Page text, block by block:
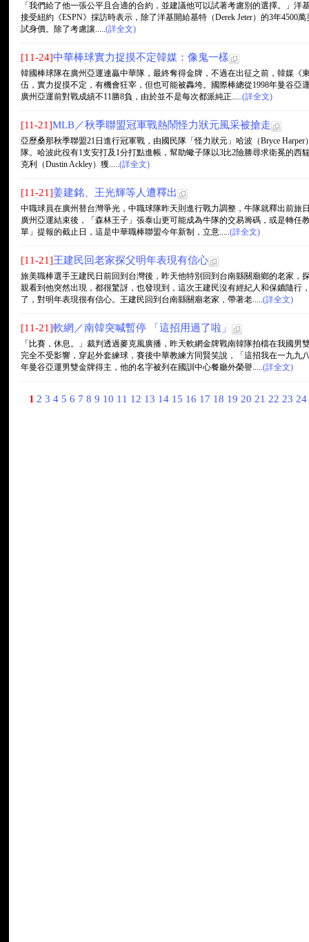
「我們給了他一張公平且合適的合約，並建議他可以試著考慮別的選擇。」洋
接受紐約《ESPN》採訪時表示，除了洋基開給基特（Derek Jeter）的3年4500
試身價。除了考慮讓.....(詳全文)
[11-24]中華棒球實力捉摸不定韓媒：像鬼一樣
韓國棒球隊在廣州亞運連贏中華隊，最終奪得金牌，不過在出征之前，韓媒《
伍，實力捉摸不定，有機會狂宰，但也可能被轟垮。國際棒總從1998年曼谷亞
廣州亞運前對戰成績不11勝8負，由於並不是每次都派純正.....(詳全文)
[11-21]MLB／秋季聯盟冠軍戰熱鬧怪力狀元風采被搶走
亞歷桑那秋季聯盟21日進行冠軍戰，由國民隊「怪力狀元」哈波（Bryce
隊。哈波此役有1支安打及1分打點進帳，幫助蠍子隊以3比2險勝尋求衛冕的
克利（Dustin Ackley）獲.....(詳全文)
[11-21]姜建銘、王光輝等人遭釋出
中職球員在廣州替台灣爭光，中職球隊昨天則進行戰力調整，牛隊就釋出前旅
廣州亞運結束後，「森林王子」張泰山更可能成為牛隊的交易籌碼，或是轉任
單」提報的截止日，這是中華職棒聯盟今年新制，立意.....(詳全文)
[11-21]王建民回老家探父明年表現有信心
旅美職棒選手王建民日前回到台灣後，昨天他特別回到台南縣關廟鄉的老家，
親看到他突然出現，都很驚訝，也發現到，這次王建民沒有經紀人和保鑣隨行
了，對明年表現很有信心。王建民回到台南縣關廟老家，帶著老.....(詳全文)
[11-21]軟網／南韓突喊暫停 「這招用過了啦」
「比賽，休息。」裁判透過麥克風廣播，昨天軟網金牌戰南韓隊拍檔在我國
完全不受影響，穿起外套練球，賽後中華教練方同賢笑說，「這招我在一九九
年曼谷亞運男雙金牌得主，他的名字被列在國訓中心餐廳外榮譽.....(詳全文)
1 2 3 4 5 6 7 8 9 10 11 12 13 14 15 16 17 18 19 20 21 22 23 24